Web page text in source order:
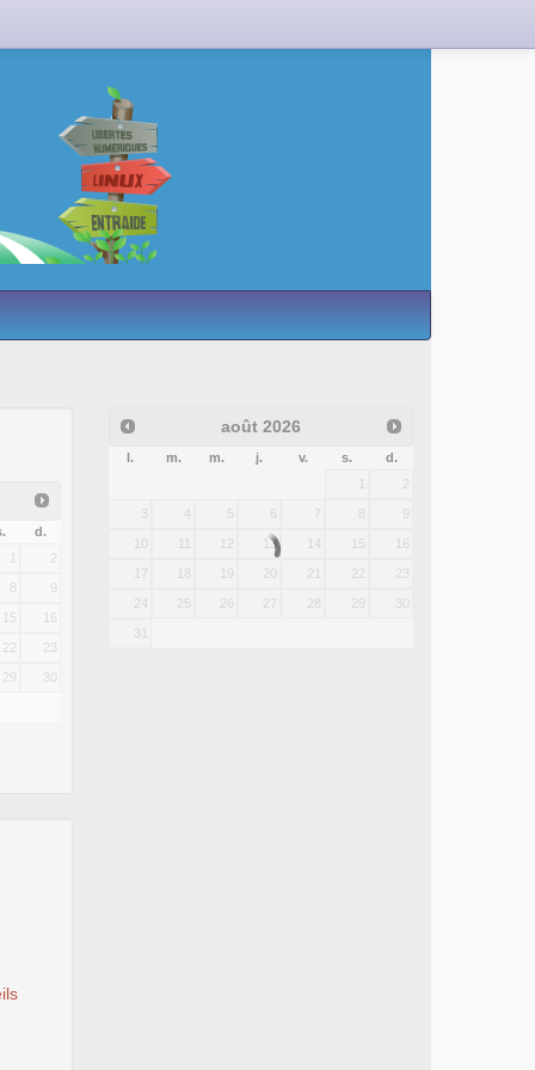
d.
1
2
8 9
15 16
22 23
29 30
août 2026
l. m. m. j. v. s.
d.
1
2
3 4 5 6 7 8 9
10 11 12 13 14 15 16
17 18 19 20 21 22 23
24 25 26 27 28 29 30
31